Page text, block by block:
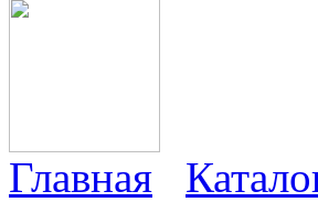
Главная